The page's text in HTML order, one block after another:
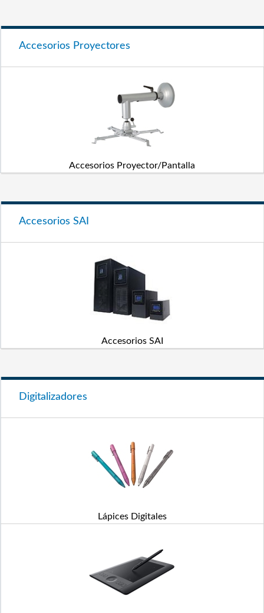
Accesorios Proyectores
Accesorios Proyector/Pantalla
Accesorios SAI
Accesorios SAI
Digitalizadores
Lápices Digitales